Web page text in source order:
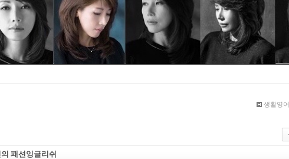
생활영어
패션잉글리쉬